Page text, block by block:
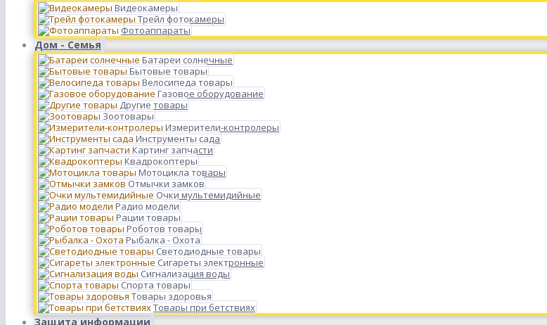
Видеокамеры
Трейл фотокамеры
Фотоаппараты
Дом - Семья
Батареи солнечные
Бытовые товары
Велосипеда товары
Газовое оборудование
Другие товары
Зоотовары
Измерители-контролеры
Инструменты сада
Картинг запчасти
Квадрокоптеры
Мотоцикла товары
Отмычки замков
Очки мультемидийные
Радио модели
Рации товары
Роботов товары
Рыбалка - Охота
Светодиодные товары
Сигареты электронные
Сигнализация воды
Спорта товары
Товары здоровья
Товары при бетствиях
Защита информации